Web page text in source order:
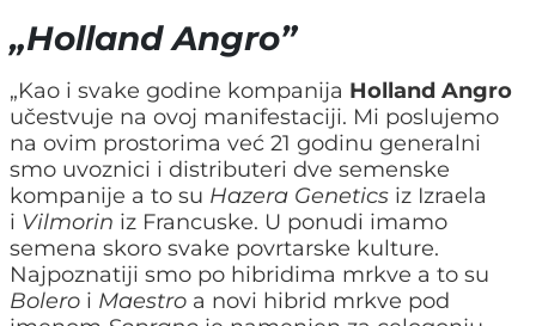
„Holland Angro”
„Kao i svake godine kompanija Holland Angro
učestvuje na ovoj manifestaciji. Mi poslujemo
na ovim prostorima već 21 godinu generalni
smo uvoznici i distributeri dve semenske
kompanije a to su Hazera Genetics iz Izraela
i Vilmorin iz Francuske. U ponudi imamo
semena skoro svake povrtarske kulture.
Najpoznatiji smo po hibridima mrkve a to su
Bolero i Maestro a novi hibrid mrkve pod